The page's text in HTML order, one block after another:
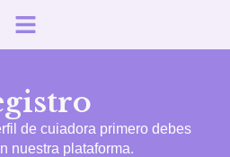
de cuiadora primero debes
nuestra plataforma.